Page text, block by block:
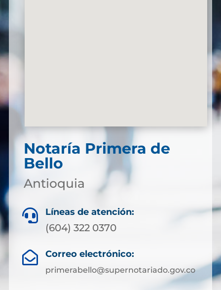
Notaría Primera de
Bello
Antioquia
 Líneas de atención:
(604) 322 0370
 Correo electrónico:
primerabello@supernotariado.gov.co